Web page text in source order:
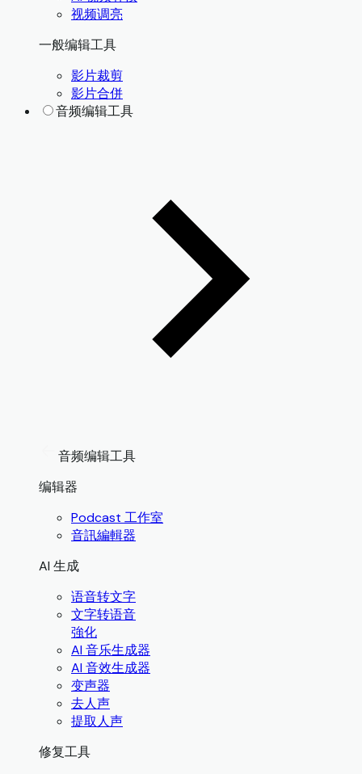
视频调亮
一般编辑工具
影片裁剪
影片合併
音频编辑工具
音频编辑工具
编辑器
Podcast 工作室
音訊編輯器
AI 生成
语音转文字
文字转语音
強化
AI 音乐生成器
AI 音效生成器
变声器
去人声
提取人声
修复工具